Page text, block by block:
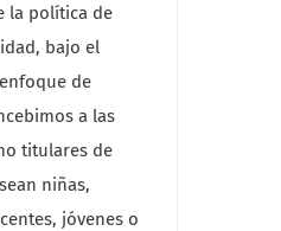
la política de
bajo el
de
a las
titulares de
niñas,
jóvenes o